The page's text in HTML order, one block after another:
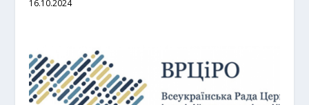
16.10.2024